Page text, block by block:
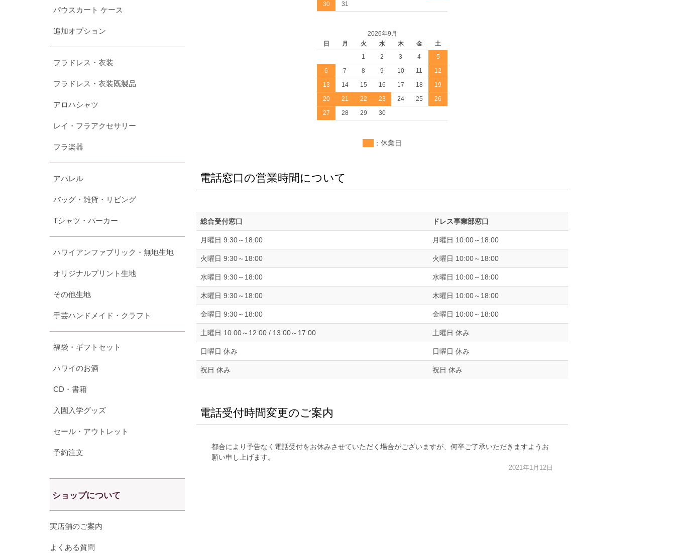
30
31
2026年9月
日
月 火 水 木 金
土
1
2 3 4
5
6
7 8 9 10 11
12
13
14 15 16 17 18
19
20
21 22 23 24 25
26
27
28 29 30
：休業日
電話窓口の営業時間について
総合受付窓口 ドレス事業部窓口
月曜日 9:30～18:00 月曜日 10:00～18:00
火曜日 9:30～18:00 火曜日 10:00～18:00
水曜日 9:30～18:00 水曜日 10:00～18:00
木曜日 9:30～18:00 木曜日 10:00～18:00
金曜日 9:30～18:00 金曜日 10:00～18:00
土曜日 10:00～12:00 / 13:00～17:00 土曜日 休み
日曜日 休み 日曜日 休み
祝日 休み 祝日 休み
電話受付時間変更のご案内
都合により予告なく電話受付をお休みさせていただく場合がございますが、何卒ご了承いただきますようお
願い申し上げます。
2021年1月12日
パウスカート ケース
追加オプション
フラドレス・衣装
フラドレス・衣装既製品
アロハシャツ
レイ・フラアクセサリー
フラ楽器
アパレル
バッグ・雑貨・リビング
Tシャツ・パーカー
ハワイアンファブリック・無地生地
オリジナルプリント生地
その他生地
手芸ハンドメイド・クラフト
福袋・ギフトセット
ハワイのお酒
CD・書籍
入園入学グッズ
セール・アウトレット
予約注文
ショップについて
実店舗のご案内
よくある質問